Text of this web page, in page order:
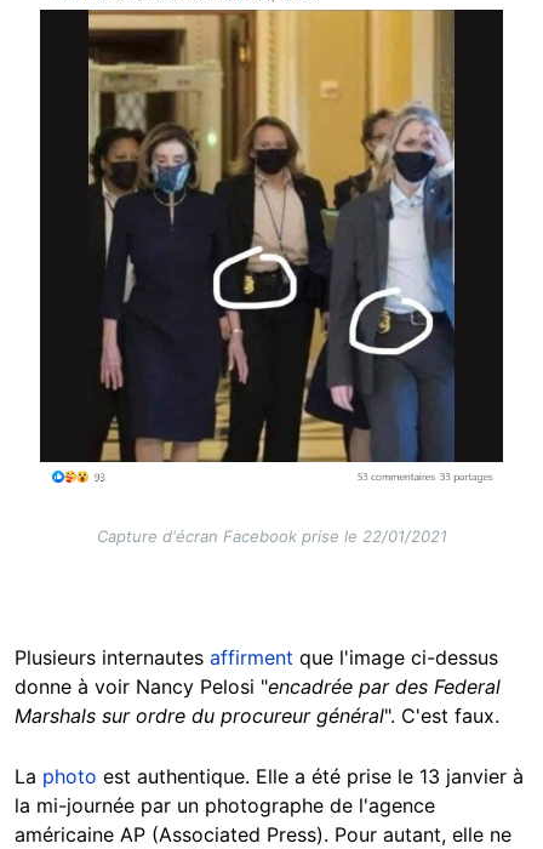
Capture d'écran Facebook prise le 22/01/2021
Plusieurs internautes affirment que l'image ci-dessus
donne à voir Nancy Pelosi "encadrée par des Federal
Marshals sur ordre du procureur général". C'est faux.
La photo est authentique. Elle a été prise le 13 janvier à
la mi-journée par un photographe de l'agence
américaine AP (Associated Press). Pour autant, elle ne